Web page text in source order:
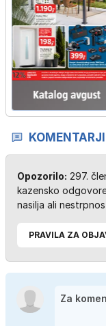
KOMENTARJI
Opozorilo: 297.
kazensko
nasilja ali
PRAVILA ZA